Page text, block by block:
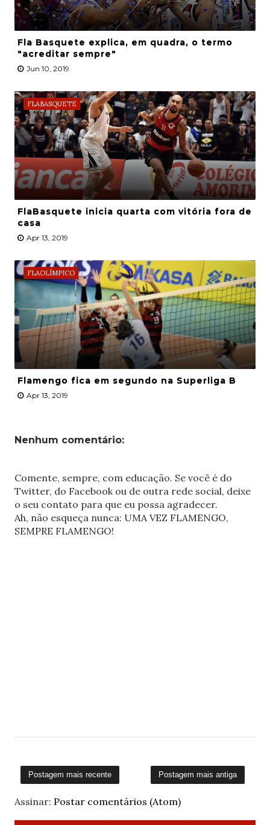
Fla Basquete explica, em quadra, o termo
"acreditar sempre"
Jun 10, 2019
FLABASQUETE
FlaBasquete inicia quarta com vitória fora de
casa
Apr 13, 2019
FLAOLÍMPICO
Flamengo fica em segundo na Superliga B
Apr 13, 2019
Nenhum comentário:
Comente, sempre, com educação. Se você é do
Twitter, do Facebook ou de outra rede social, deixe
o seu contato para que eu possa agradecer.
Ah, não esqueça nunca: UMA VEZ FLAMENGO,
SEMPRE FLAMENGO!
Postagem mais recente Postagem mais antiga
Assinar: Postar comentários (Atom)